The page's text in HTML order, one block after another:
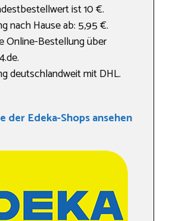
ist 10 €.
nach Hause ab: 5,95 €.
Online-Bestellung über
deutschlandweit mit DHL.
der Edeka-Shops ansehen